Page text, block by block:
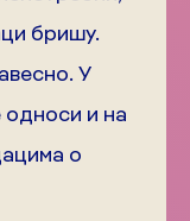
бришу.
У
односи и на
о